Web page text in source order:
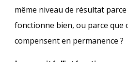
même niveau de résultat
fonctionne bien, ou parce que
compensent en permanence ?